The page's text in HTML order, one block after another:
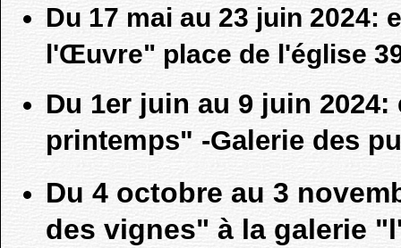
Du 17 mai au 23 juin 2024:
l'Œuvre" place de l'église
Du 1er juin au 9 juin
printemps" -Galerie des
Du 4 octobre au 3
des vignes" à la galerie